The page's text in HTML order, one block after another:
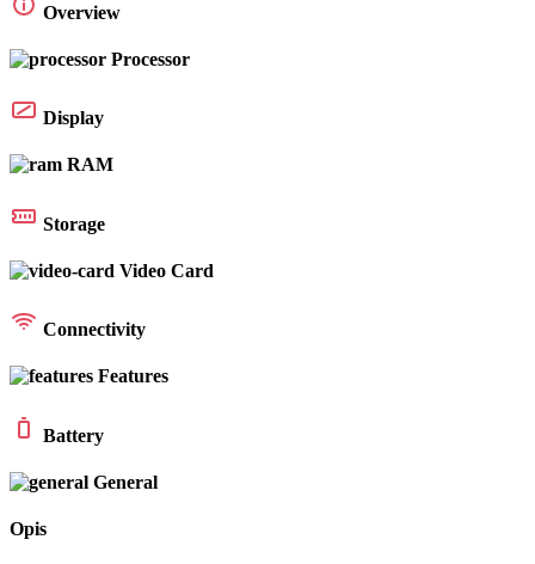
Overview
Processor
Display
RAM
Storage
Video Card
Connectivity
Features
Battery
General
Opis